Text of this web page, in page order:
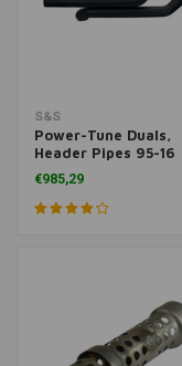
S&S
Power-Tune Duals,
Header Pipes 95-16
Touring
€985,29